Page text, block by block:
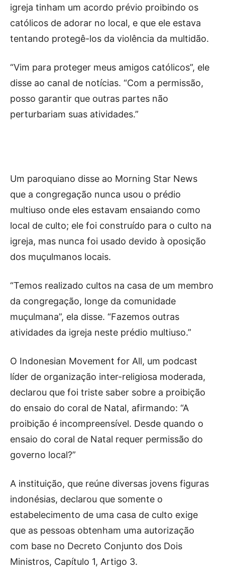
igreja tinham um acordo prévio proibindo os
católicos de adorar no local, e que ele estava
tentando protegê-los da violência da multidão.
“Vim para proteger meus amigos católicos”, ele
disse ao canal de notícias. “Com a permissão,
posso garantir que outras partes não
perturbariam suas atividades.”
Um paroquiano disse ao Morning Star News
que a congregação nunca usou o prédio
multiuso onde eles estavam ensaiando como
local de culto; ele foi construído para o culto na
igreja, mas nunca foi usado devido à oposição
dos muçulmanos locais.
“Temos realizado cultos na casa de um membro
da congregação, longe da comunidade
muçulmana”, ela disse. “Fazemos outras
atividades da igreja neste prédio multiuso.”
O Indonesian Movement for All, um podcast
líder de organização inter-religiosa moderada,
declarou que foi triste saber sobre a proibição
do ensaio do coral de Natal, afirmando: “A
proibição é incompreensível. Desde quando o
ensaio do coral de Natal requer permissão do
governo local?”
A instituição, que reúne diversas jovens figuras
indonésias, declarou que somente o
estabelecimento de uma casa de culto exige
que as pessoas obtenham uma autorização
com base no Decreto Conjunto dos Dois
Ministros, Capítulo 1, Artigo 3.